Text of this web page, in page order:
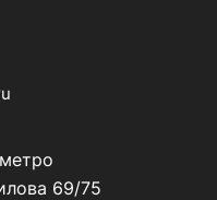
69/75